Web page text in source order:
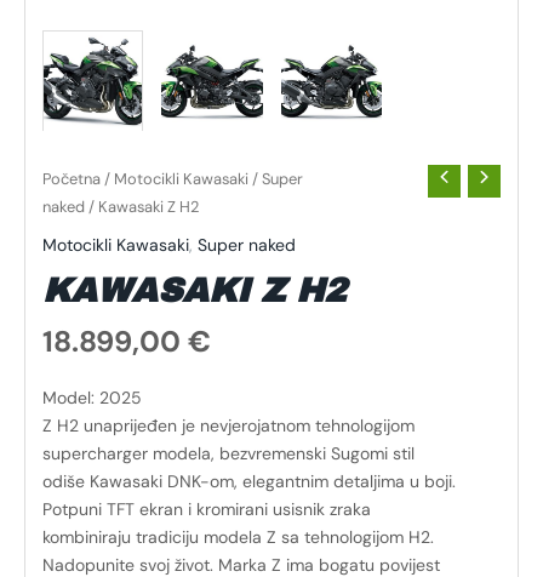
Početna / Motocikli Kawasaki /Super
naked / Kawasaki Z H2
Motocikli Kawasaki, Super naked
KAWASAKI Z H2
18.899,00 €
Model: 2025
Z H2 unaprijeđen je nevjerojatnom tehnologijom
supercharger modela, bezvremenski Sugomi stil
odiše Kawasaki DNK-om, elegantnim detaljima u boji.
Potpuni TFT ekran i kromirani usisnik zraka
kombiniraju tradiciju modela Z sa tehnologijom H2.
Nadopunite svoj život. Marka Z ima bogatu povijest